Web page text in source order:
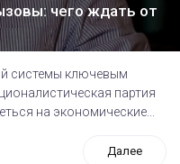
чего ждать от
системы ключевым
партия
на экономические...
Далее